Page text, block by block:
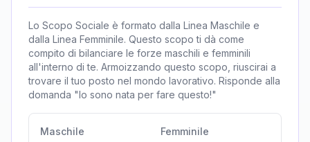
Lo Scopo Sociale è formato dalla Linea Maschile e
dalla Linea Femminile. Questo scopo ti dà come
compito di bilanciare le forze maschili e femminili
all'interno di te. Armoizzando questo scopo, riuscirai a
trovare il tuo posto nel mondo lavorativo. Risponde alla
domanda "Io sono nata per fare questo!"
Maschile Femminile